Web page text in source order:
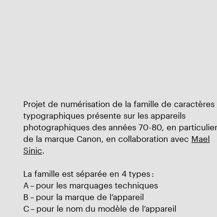
Projet de numérisation de la famille de caractères
typographiques présente sur les appareils
photographiques des années 70-80, en particulier
de la marque Canon, en collaboration avec Mael
Sinic
La famille est séparée en 4 types :
A – pour les marquages techniques
B – pour la marque de l’appareil
C – pour le nom du modèle de l’appareil